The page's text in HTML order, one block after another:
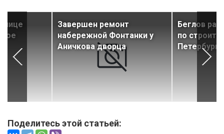
Завершен ремонт
набережной Фонтанки у
Аничкова дворца
Беглов
по
Петербурге
Поделитесь этой статьей: